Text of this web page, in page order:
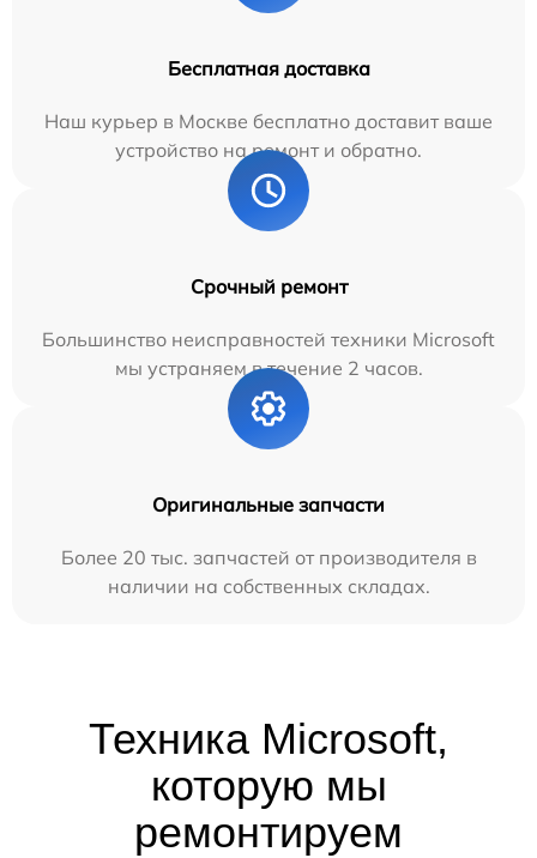
Бесплатная доставка
Наш курьер в Москве бесплатно доставит ваше
устройство на ремонт и обратно.
Срочный ремонт
Большинство неисправностей техники Microsoft
мы устраняем в течение 2 часов.
Оригинальные запчасти
Более 20 тыс. запчастей от производителя в
наличии на собственных складах.
Техника Microsoft,
которую мы
ремонтируем